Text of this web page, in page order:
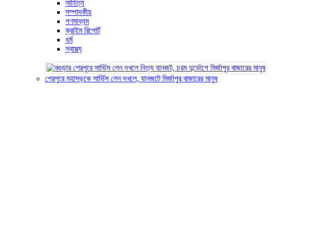
সাহিত্য
সম্পাদকীয়
গণমাধ্যম
ক্রাইম রিপোর্ট
ধর্ম
স্বাস্থ্য
শেরপুরে মহাসড়কে সার্ভিস লেন দখলে, যানজটে মির্জাপুর বাজারের মানুষ